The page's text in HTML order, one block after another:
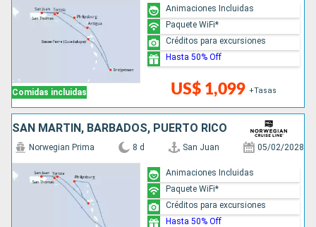
Comidas incluidas US$ 1,099 +Tasas
Animaciones Incluidas
Paquete WiFi*
Créditos para excursiones
Hasta 50% Off
SAN MARTÍN, BARBADOS, PUERTO RICO
Norwegian Prima 8 d San Juan 05/02/2028
Animaciones Incluidas
Paquete WiFi*
Créditos para excursiones
Hasta 50% Off